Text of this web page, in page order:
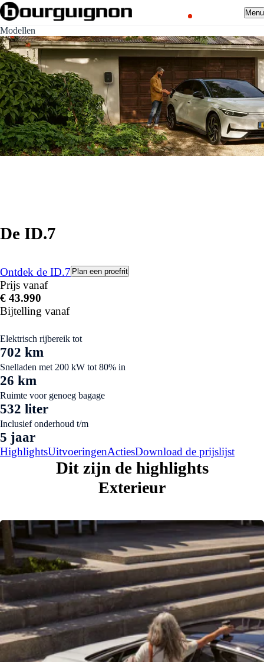
Menu
Modellen
De ID.7
Ontdek de ID.7 Plan een proefrit
Prijs vanaf
€ 43.990
Bijtelling vanaf
Elektrisch rijbereik tot
702 km
Snelladen met 200 kW tot 80% in
26 km
Ruimte voor genoeg bagage
532 liter
Inclusief onderhoud t/m
5 jaar
HighlightsUitvoeringenActiesDownload de prijslijst
Dit zijn de highlights
Exterieur